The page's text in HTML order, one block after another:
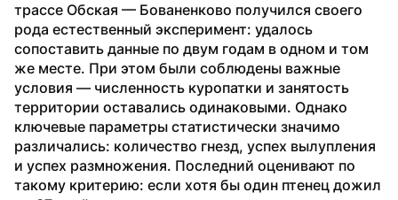
трассе Обская — Бованенково получился своего
рода естественный эксперимент: удалось
сопоставить данные по двум годам в одном и том
же месте. При этом были соблюдены важные
условия — численность куропатки и занятость
территории оставались одинаковыми. Однако
ключевые параметры статистически значимо
различались: количество гнезд, успех вылупления
и успех размножения. Последний оценивают по
такому критерию: если хотя бы один птенец дожил